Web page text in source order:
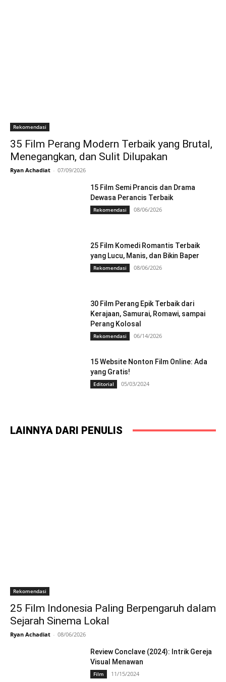
Rekomendasi
35 Film Perang Modern Terbaik yang Brutal,
Menegangkan, dan Sulit Dilupakan
Ryan Achadiat - 07/09/2026
15 Film Semi Prancis dan Drama
Dewasa Perancis Terbaik
Rekomendasi 08/06/2026
25 Film Komedi Romantis Terbaik
yang Lucu, Manis, dan Bikin Baper
Rekomendasi 08/06/2026
30 Film Perang Epik Terbaik dari
Kerajaan, Samurai, Romawi, sampai
Perang Kolosal
Rekomendasi 06/14/2026
15 Website Nonton Film Online: Ada
yang Gratis!
Editorial 05/03/2024
LAINNYA DARI PENULIS
Rekomendasi
25 Film Indonesia Paling Berpengaruh dalam
Sejarah Sinema Lokal
Ryan Achadiat - 08/06/2026
Review Conclave (2024): Intrik Gereja
Visual Menawan
Film 11/15/2024